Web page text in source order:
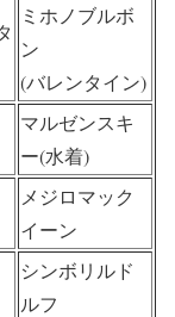
ミホノブルボ
ン
(バレンタイン)
マルゼンスキ
ー(水着)
メジロマック
イーン
シンボリルド
ルフ